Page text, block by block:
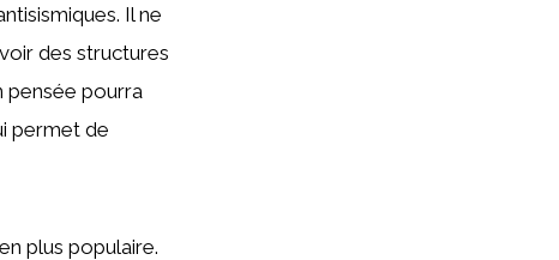
Il ne
des structures
pensée pourra
permet de
plus populaire.